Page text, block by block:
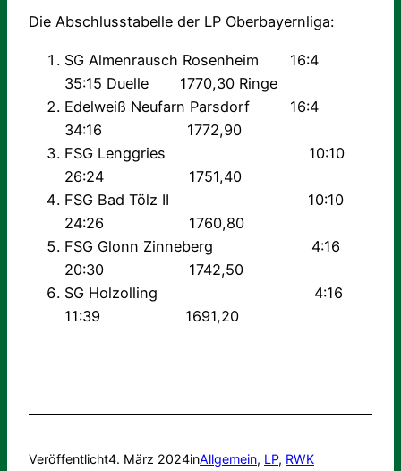
Die Abschlusstabelle der LP Oberbayernliga:
SG Almenrausch Rosenheim 16:4
35:15 Duelle 1770,30 Ringe
Edelweiß Neufarn Parsdorf 16:4
34:16 1772,90
FSG Lenggries 10:10
26:24 1751,40
FSG Bad Tölz II 10:10
24:26 1760,80
FSG Glonn Zinneberg 4:16
20:30 1742,50
SG Holzolling 4:16
11:39 1691,20
Veröffentlicht4. März 2024inAllgemein, LP, RWK